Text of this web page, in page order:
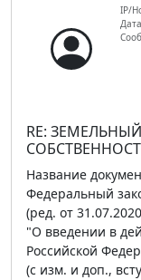
IP/
RE:
Название
Федеральный
(ред. от
"О введении в
Российской
(с изм. и доп.,